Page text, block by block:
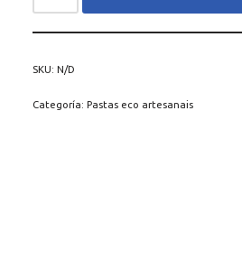
SKU:N/D
Categoría:Pastas eco artesanais